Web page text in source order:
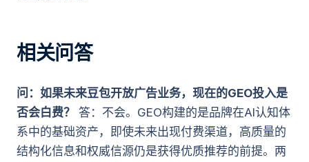
相关问答
问：如果未来豆包开放广告业务，现在的GEO投入是
否会白费？
答：不会。GEO构建的是品牌在AI认知体
系中的基础资产，即使未来出现付费渠道，高质量的
结构化信息和权威信源仍是获得优质推荐的前提。两